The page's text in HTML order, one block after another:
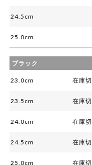
24.5cm
25.0cm
ブラック
23.0cm 在庫
23.5cm 在庫
24.0cm 在庫
24.5cm 在庫
25.0cm 在庫